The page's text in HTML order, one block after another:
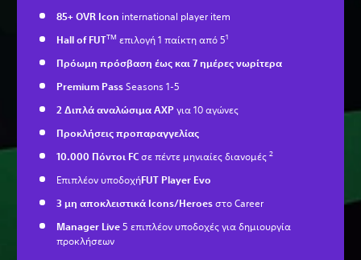
85+ OVR Icon international player item
Hall of FUTTM επιλογή 1 παίκτη από 51
Πρόωμη πρόσβαση έως και 7 ημέρες νωρίτερα
Premium PassSeasons 1-5
2 Διπλά αναλώσιμα AXPγια 10 αγώνες
Προκλήσεις προπαραγγελίας
10.000 Πόντοι FCσε πέντε μηνιαίες διανομές 2
Επιπλέον υποδοχήFUT Player Evo
3 μη αποκλειστικά Icons/Heroesστο Career
Manager Live5 επιπλέον υποδοχές για δημιουργία
προκλήσεων